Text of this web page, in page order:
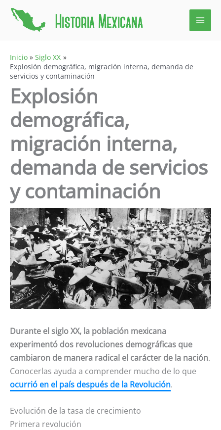
contenido
Inicio
Siglo XX
Explosión demográfica, migración interna, demanda de
servicios y contaminación
Explosión
demográfica,
migración interna,
demanda de servicios
y contaminación
Durante el siglo XX, la población mexicana
experimentó dos revoluciones demográficas que
cambiaron de manera radical el carácter de la nación.
Conocerlas ayuda a comprender mucho de lo que
ocurrió en el país después de la Revolución.
Evolución de la tasa de crecimiento
Primera revolución